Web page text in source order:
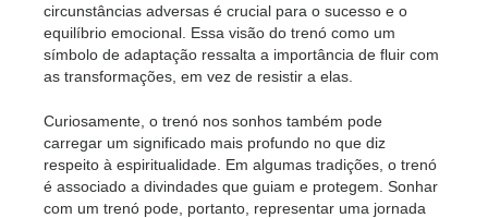
circunstâncias adversas é crucial para o sucesso e o
equilíbrio emocional. Essa visão do trenó como um
símbolo de adaptação ressalta a importância de fluir com
as transformações, em vez de resistir a elas.
Curiosamente, o trenó nos sonhos também pode
carregar um significado mais profundo no que diz
respeito à espiritualidade. Em algumas tradições, o trenó
é associado a divindades que guiam e protegem. Sonhar
com um trenó pode, portanto, representar uma jornada